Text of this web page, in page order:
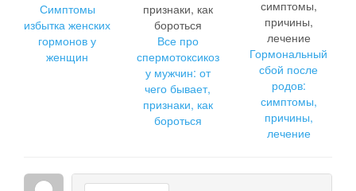
Симптомы
избытка женских
гормонов у
женщин
Все про
спермотоксикоз
у мужчин: от
чего бывает,
признаки, как
бороться
Гормональный
сбой после
родов:
симптомы,
причины,
лечение